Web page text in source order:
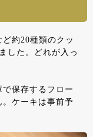
約20種類のクッ
した。どれが入っ
保存するフロー
ケーキは事前予